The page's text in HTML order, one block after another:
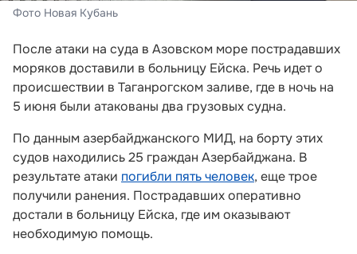
Фото Новая Кубань
После атаки на суда в Азовском море пострадавших
моряков доставили в больницу Ейска. Речь идет о
происшествии в Таганрогском заливе, где в ночь на
5 июня были атакованы два грузовых судна.
По данным азербайджанского МИД, на борту этих
судов находились 25 граждан Азербайджана. В
результате атаки погибли пять человек, еще трое
получили ранения. Пострадавших оперативно
достали в больницу Ейска, где им оказывают
необходимую помощь.